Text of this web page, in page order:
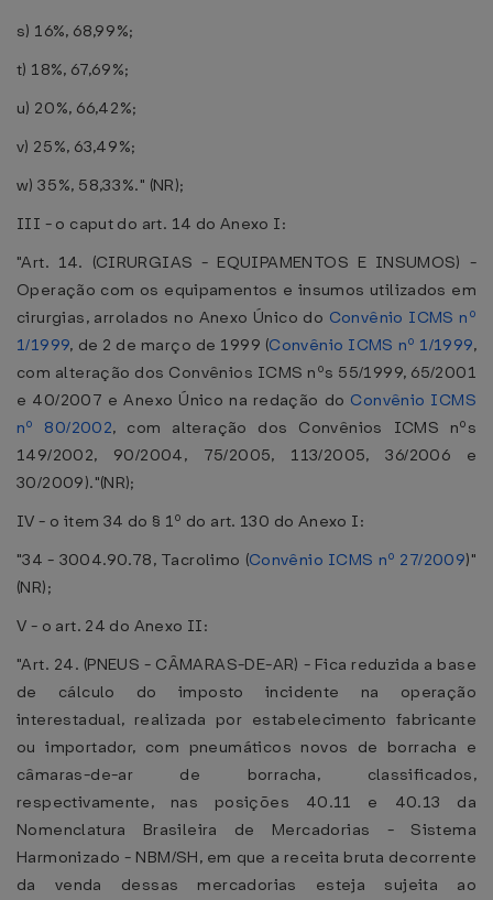
s) 16%, 68,99%;
t) 18%, 67,69%;
u) 20%, 66,42%;
v) 25%, 63,49%;
w) 35%, 58,33%." (NR);
III - o caput do art. 14 do Anexo I:
"Art. 14. (CIRURGIAS - EQUIPAMENTOS E INSUMOS) -
Operação com os equipamentos e insumos utilizados em
cirurgias, arrolados no Anexo Único do Convênio ICMS nº
1/1999, de 2 de março de 1999 (Convênio ICMS nº 1/1999,
com alteração dos Convênios ICMS nºs 55/1999, 65/2001
e 40/2007 e Anexo Único na redação do Convênio ICMS
nº 80/2002, com alteração dos Convênios ICMS nºs
149/2002, 90/2004, 75/2005, 113/2005, 36/2006 e
30/2009)."(NR);
IV - o item 34 do § 1º do art. 130 do Anexo I:
"34 - 3004.90.78, Tacrolimo (Convênio ICMS nº 27/2009)"
(NR);
V - o art. 24 do Anexo II:
"Art. 24. (PNEUS - CÂMARAS-DE-AR) - Fica reduzida a base
de cálculo do imposto incidente na operação
interestadual, realizada por estabelecimento fabricante
ou importador, com pneumáticos novos de borracha e
câmaras-de-ar de borracha, classificados,
respectivamente, nas posições 40.11 e 40.13 da
Nomenclatura Brasileira de Mercadorias - Sistema
Harmonizado - NBM/SH, em que a receita bruta decorrente
da venda dessas mercadorias esteja sujeita ao